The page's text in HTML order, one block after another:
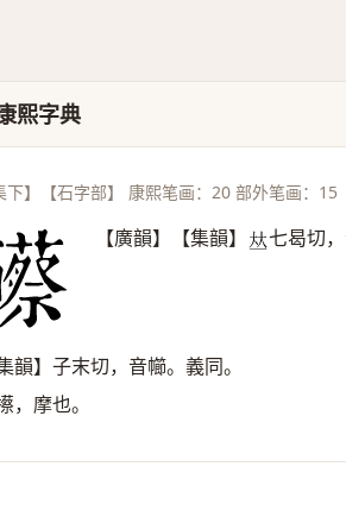
熙字典
下】【石字部】 康熙笔画：20 部外笔画：15
【廣韻】【集韻】 𠀤七曷切
韻】子末切，音幯。義同。
，摩也。